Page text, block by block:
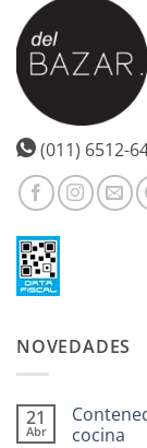
(011) 6512-
NOVEDADES
21
Abr
cocina